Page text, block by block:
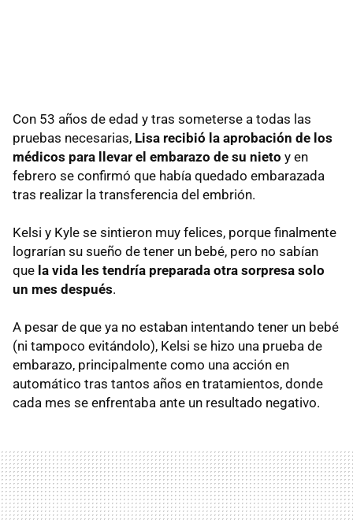
Con 53 años de edad y tras someterse a todas las
pruebas necesarias, Lisa recibió la aprobación de los
médicos para llevar el embarazo de su nieto y en
febrero se confirmó que había quedado embarazada
tras realizar la transferencia del embrión.
Kelsi y Kyle se sintieron muy felices, porque finalmente
lograrían su sueño de tener un bebé, pero no sabían
que la vida les tendría preparada otra sorpresa solo
un mes después.
A pesar de que ya no estaban intentando tener un bebé
(ni tampoco evitándolo), Kelsi se hizo una prueba de
embarazo, principalmente como una acción en
automático tras tantos años en tratamientos, donde
cada mes se enfrentaba ante un resultado negativo.